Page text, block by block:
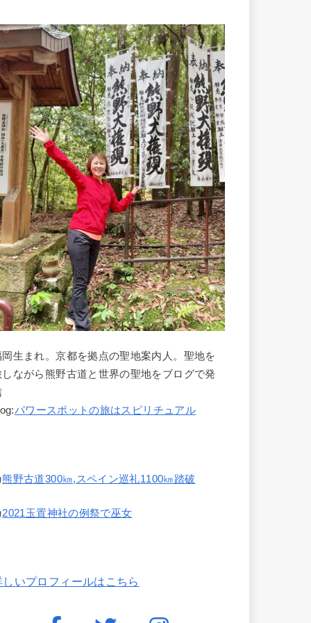
岡生まれ。京都を拠点の聖地案内人。聖地を
しながら熊野古道と世界の聖地をブログで発
パワースポットの旅はスピリチュアル
熊野古道300㎞,スペイン巡礼1100㎞踏破
2021玉置神社の例祭で巫女
しいプロフィールはこちら